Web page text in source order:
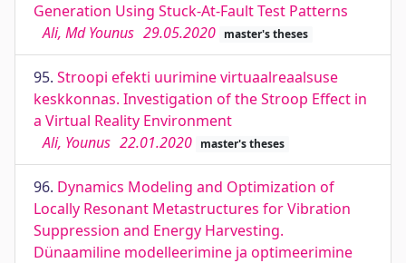
Generation Using Stuck-At-Fault Test Patterns
Ali, Md Younus 29.05.2020 master's theses
95. Stroopi efekti uurimine virtuaalreaalsuse
keskkonnas. Investigation of the Stroop Effect in
a Virtual Reality Environment
Ali, Younus 22.01.2020 master's theses
96. Dynamics Modeling and Optimization of
Locally Resonant Metastructures for Vibration
Suppression and Energy Harvesting.
Dünaamiline modelleerimine ja optimeerimine